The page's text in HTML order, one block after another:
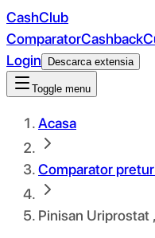
CashClub
ComparatorCashback
Login
Descarca extensia
Toggle menu
Acasa
Comparator
Pinisan Uriprostat